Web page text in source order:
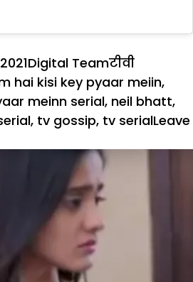
Author
Digital TeamCategories
टीवीTags
hai kisi key pyaar meiin,
meinn serial, neil bhatt,
, tv gossip, tv serialLeave